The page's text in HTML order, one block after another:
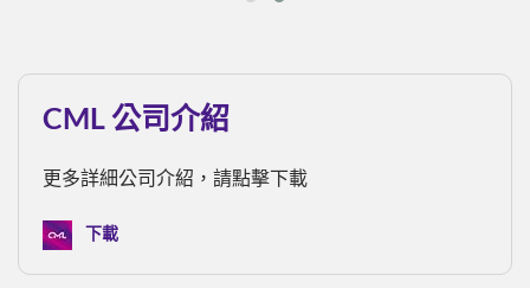
CML 公司介紹
更多詳細公司介紹，請點擊下載
下載